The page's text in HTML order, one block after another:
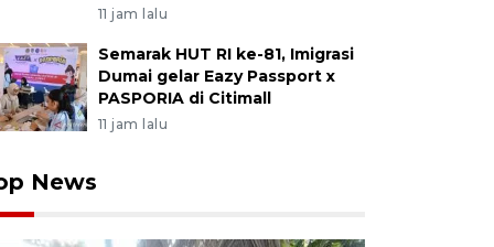
11 jam lalu
Semarak HUT RI ke-81, Imigrasi
Dumai gelar Eazy Passport x
PASPORIA di Citimall
11 jam lalu
News